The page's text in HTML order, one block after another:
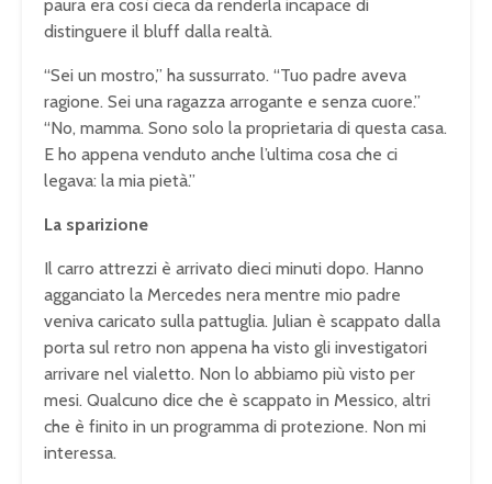
paura era così cieca da renderla incapace di
distinguere il bluff dalla realtà.
“Sei un mostro,” ha sussurrato. “Tuo padre aveva
ragione. Sei una ragazza arrogante e senza cuore.”
“No, mamma. Sono solo la proprietaria di questa casa.
E ho appena venduto anche l’ultima cosa che ci
legava: la mia pietà.”
La sparizione
Il carro attrezzi è arrivato dieci minuti dopo. Hanno
agganciato la Mercedes nera mentre mio padre
veniva caricato sulla pattuglia. Julian è scappato dalla
porta sul retro non appena ha visto gli investigatori
arrivare nel vialetto. Non lo abbiamo più visto per
mesi. Qualcuno dice che è scappato in Messico, altri
che è finito in un programma di protezione. Non mi
interessa.